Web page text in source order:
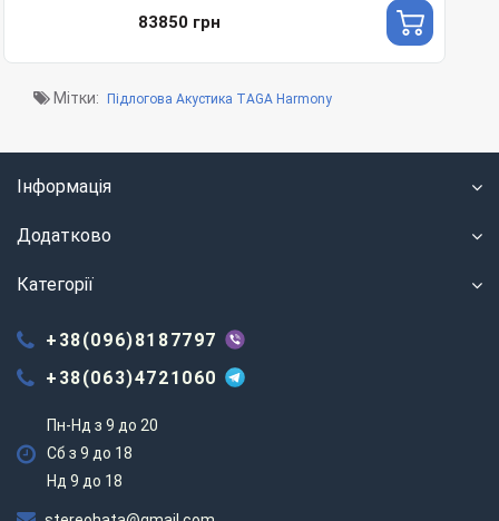
83850 грн
Мітки: Підлогова Акустика TAGA Harmony
Інформація
Додатково
Категорії
+38(096)8187797
+38(063)4721060
Пн-Нд з 9 до 20
Сб з 9 до 18
Нд 9 до 18